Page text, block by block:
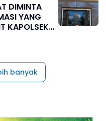
DIMINTA
YANG
KAPOLSEK
banyak